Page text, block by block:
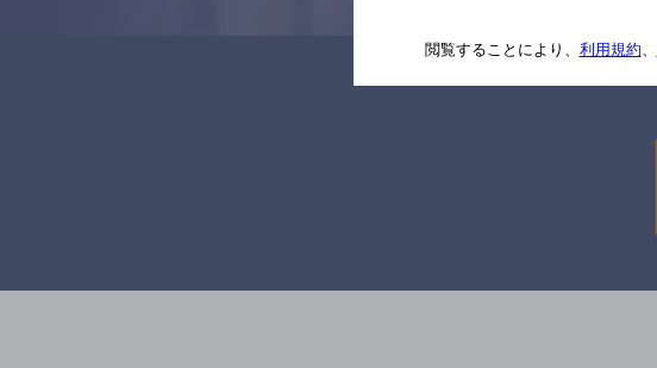
閲覧することにより、 利用規約、